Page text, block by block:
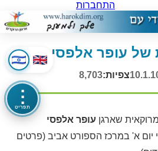
התחברות
⋮
תפריט
של עופר אלפסי
צפיות:8,703
שארגן עופר אלפסי
א' במרכז הספורט אביב (פרטים